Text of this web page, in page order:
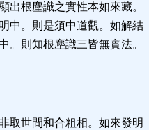
出根塵識之實性本如來藏。
中。則是須中道觀。如解結
。則知根塵識三皆無實法。
取世間和合粗相。如來發明